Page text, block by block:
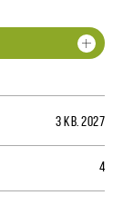
3 КВ. 2027
4